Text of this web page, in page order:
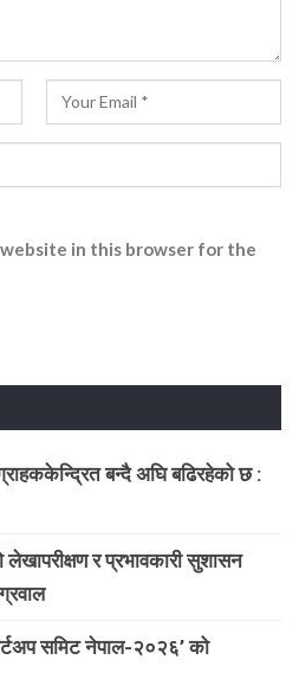
website in this browser for the
बन्दै अघि बढिरहेको छ :
लेखापरीक्षण र प्रभावकारी सुशासन
समिट नेपाल-२०२६’ को